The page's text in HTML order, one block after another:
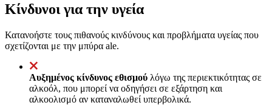
Κίνδυνοι για την υγεία
Κατανοήστε τους πιθανούς κινδύνους και προβλήματα υγείας που
σχετίζονται με την μπύρα ale.
Αυξημένος κίνδυνος εθισμού λόγω της περιεκτικότητας σε
αλκοόλ, που μπορεί να οδηγήσει σε εξάρτηση και
αλκοολισμό αν καταναλωθεί υπερβολικά.